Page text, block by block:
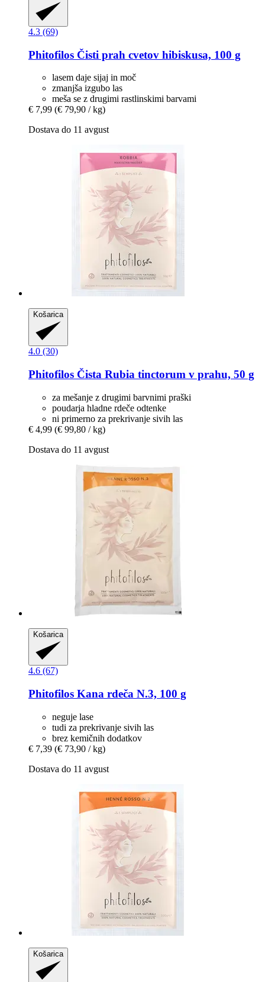
4.3 (69)
Phitofilos Čisti prah cvetov hibiskusa, 100 g
lasem daje sijaj in moč
zmanjša izgubo las
meša se z drugimi rastlinskimi barvami
€ 7,99 (€ 79,90 / kg)
Dostava do 11 avgust
Košarica
4.0 (30)
Phitofilos Čista Rubia tinctorum v prahu, 50 g
za mešanje z drugimi barvnimi praški
poudarja hladne rdeče odtenke
ni primerno za prekrivanje sivih las
€ 4,99 (€ 99,80 / kg)
Dostava do 11 avgust
Košarica
4.6 (67)
Phitofilos Kana rdeča N.3, 100 g
neguje lase
tudi za prekrivanje sivih las
brez kemičnih dodatkov
€ 7,39 (€ 73,90 / kg)
Dostava do 11 avgust
Košarica